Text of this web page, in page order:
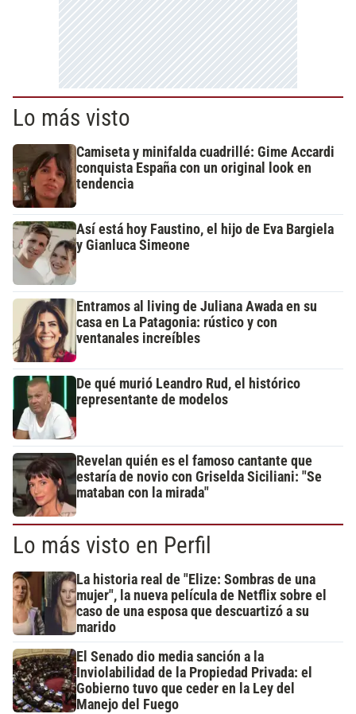
Lo más visto
Camiseta y minifalda cuadrillé: Gime Accardi
conquista España con un original look en
tendencia
Así está hoy Faustino, el hijo de Eva Bargiela
y Gianluca Simeone
Entramos al living de Juliana Awada en su
casa en La Patagonia: rústico y con
ventanales increíbles
De qué murió Leandro Rud, el histórico
representante de modelos
Revelan quién es el famoso cantante que
estaría de novio con Griselda Siciliani: "Se
mataban con la mirada"
Lo más visto en Perfil
La historia real de "Elize: Sombras de una
mujer", la nueva película de Netflix sobre el
caso de una esposa que descuartizó a su
marido
El Senado dio media sanción a la
Inviolabilidad de la Propiedad Privada: el
Gobierno tuvo que ceder en la Ley del
Manejo del Fuego